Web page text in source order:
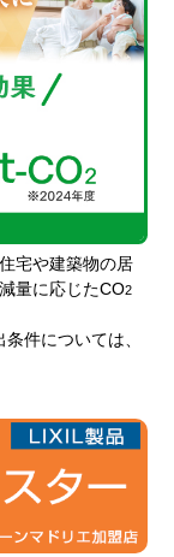
宅や建築物の居
量に応じたCO2
件については、